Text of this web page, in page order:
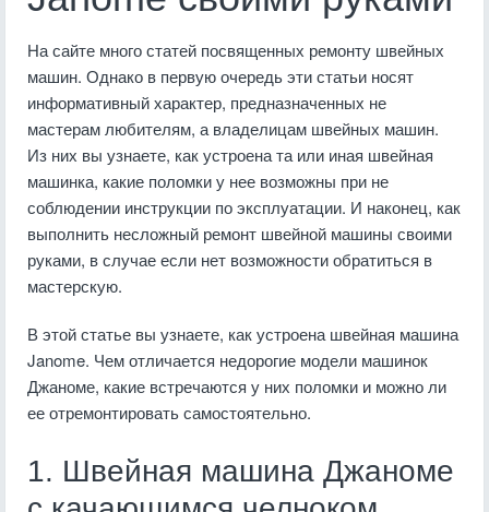
На сайте много статей посвященных ремонту швейных
машин. Однако в первую очередь эти статьи носят
информативный характер, предназначенных не
мастерам любителям, а владелицам швейных машин.
Из них вы узнаете, как устроена та или иная швейная
машинка, какие поломки у нее возможны при не
соблюдении инструкции по эксплуатации. И наконец, как
выполнить несложный ремонт швейной машины своими
руками, в случае если нет возможности обратиться в
мастерскую.
В этой статье вы узнаете, как устроена швейная машина
Janome. Чем отличается недорогие модели машинок
Джаноме, какие встречаются у них поломки и можно ли
ее отремонтировать самостоятельно.
1. Швейная машина Джаноме